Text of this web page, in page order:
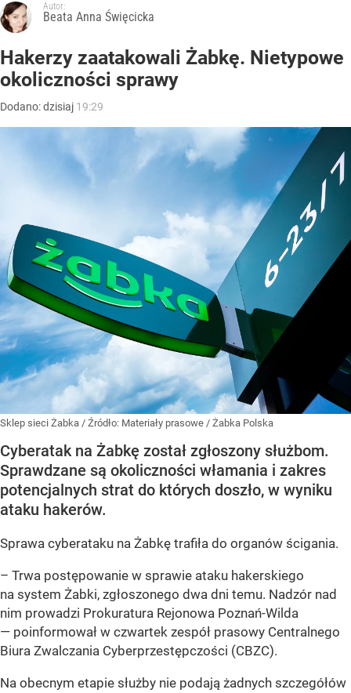
Autor:
Beata Anna Święcicka
Hakerzy zaatakowali Żabkę. Nietypowe
okoliczności sprawy
Dodano:dzisiaj 19:29
Sklep sieci Żabka / Źródło: Materiały prasowe / Żabka Polska
Cyberatak na Żabkę został zgłoszony służbom.
Sprawdzane są okoliczności włamania i zakres
potencjalnych strat do których doszło, w wyniku
ataku hakerów.
Sprawa cyberataku na Żabkę trafiła do organów ścigania.
– Trwa postępowanie w sprawie ataku hakerskiego
na system Żabki, zgłoszonego dwa dni temu. Nadzór nad
nim prowadzi Prokuratura Rejonowa Poznań-Wilda
— poinformował w czwartek zespół prasowy Centralnego
Biura Zwalczania Cyberprzestępczości (CBZC).
Na obecnym etapie służby nie podają żadnych szczegółów